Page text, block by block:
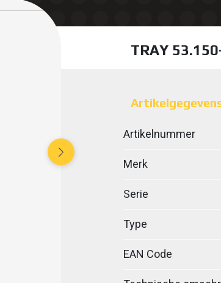
TRAY
Artikelnummer
Merk
Serie
Type
EAN Code